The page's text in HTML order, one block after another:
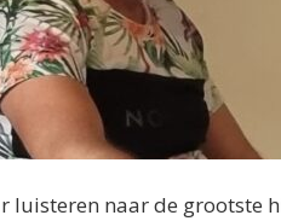
naar de grootste